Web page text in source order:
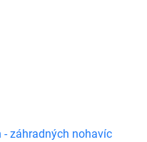
- záhradných nohavíc